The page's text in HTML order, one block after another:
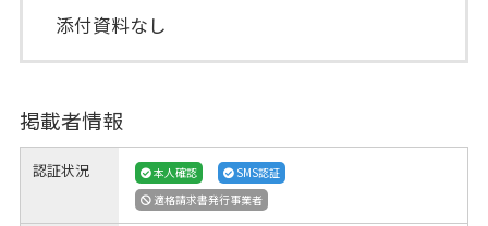
添付資料なし
掲載者情報
認証状況 本人確認
SMS認証
適格請求書発行事業者